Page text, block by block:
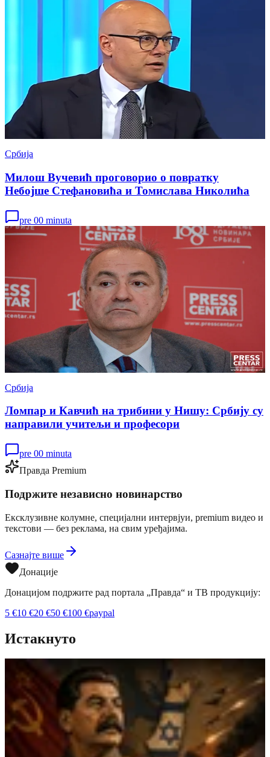
Србија
Милош Вучевић проговорио о повратку
Небојше Стефановића и Томислава Николића
pre 00 minuta
Србија
Ломпар и Кавчић на трибини у Нишу: Србију су
направили учитељи и професори
pre 00 minuta
Правда Premium
Подржите независно новинарство
Ексклузивне колумне, специјални интервјуи, premium видео и
текстови — без реклама, на свим уређајима.
Сазнајте више
Донације
Донацијом подржите рад портала „Правда“ и ТВ продукцију:
5 €10 €20 €50 €100 €paypal
Истакнуто